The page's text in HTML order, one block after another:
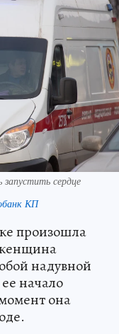
сердце
КП
произошла
надувной
начало
она